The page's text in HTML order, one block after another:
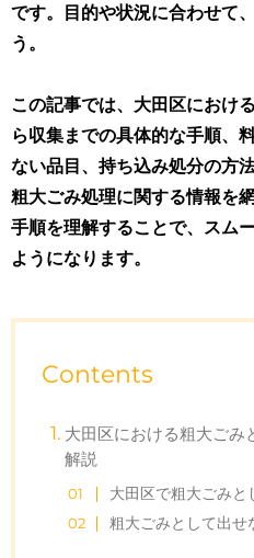
です。目的や状況に合わせて
う。
この記事では、大田区におけ
ら収集までの具体的な手順、
ない品目、持ち込み処分の方
粗大ごみ処理に関する情報を
手順を理解することで、スム
ようになります。
Contents
大田区における粗大ごみ
解説
大田区で粗大ごみと
粗大ごみとして出せ